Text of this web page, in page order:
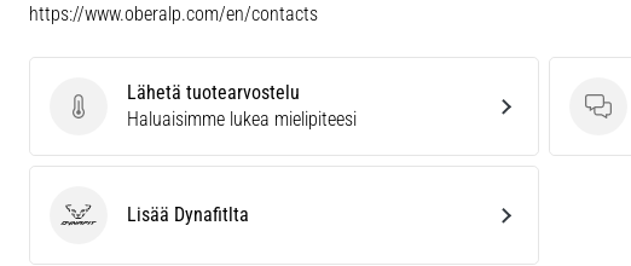
https://www.oberalp.com/en/contacts
Lähetä tuotearvostelu
Lähetä tuotearvostelu
Haluaisimme lukea mielipiteesi
DynafitLisää Dynafitlta